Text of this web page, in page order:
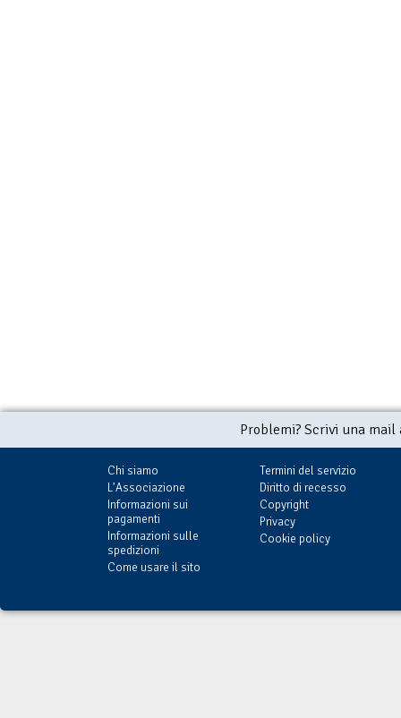
Problemi? Scrivi una
Chi siamo
L'Associazione
Informazioni sui
pagamenti
Informazioni sulle
spedizioni
Come usare il sito
Termini del servizio
Diritto di recesso
Copyright
Privacy
Cookie policy